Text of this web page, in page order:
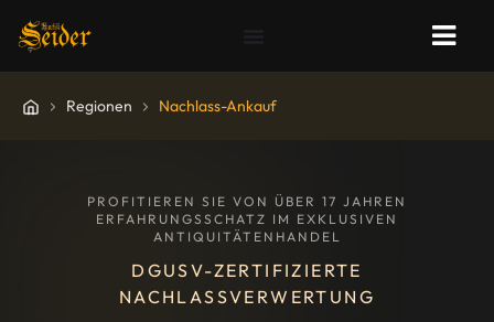
Regionen Nachlass-Ankauf
PROFITIEREN SIE VON ÜBER 17 JAHREN
ERFAHRUNGSSCHATZ IM EXKLUSIVEN
ANTIQUITÄTENHANDEL
DGUSV-ZERTIFIZIERTE
NACHLASSVERWERTUNG